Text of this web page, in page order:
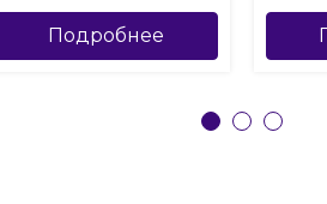
Подробнее